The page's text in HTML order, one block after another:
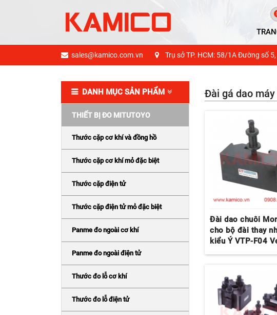
sales@kamico.com.vn Trụ sở TP. HCM: 58/1A Đường số
DANH MỤC SẢN PHẨM
THIẾT BỊ ĐO MITUTOYO
Thước cặp cơ khí và đồng hồ
Thước cặp cơ khí mỏ đặc biệt
Thước cặp điện tử
Thước cặp điện tử mỏ đặc biệt
Panme đo ngoài cơ khí
Panme đo ngoài điện tử
Thước đo lỗ cơ khí
Thước đo lỗ điện tử
Đài gá dao
Đài dao chuôi
cho bộ đài thay
kiểu Ý VTP-F04